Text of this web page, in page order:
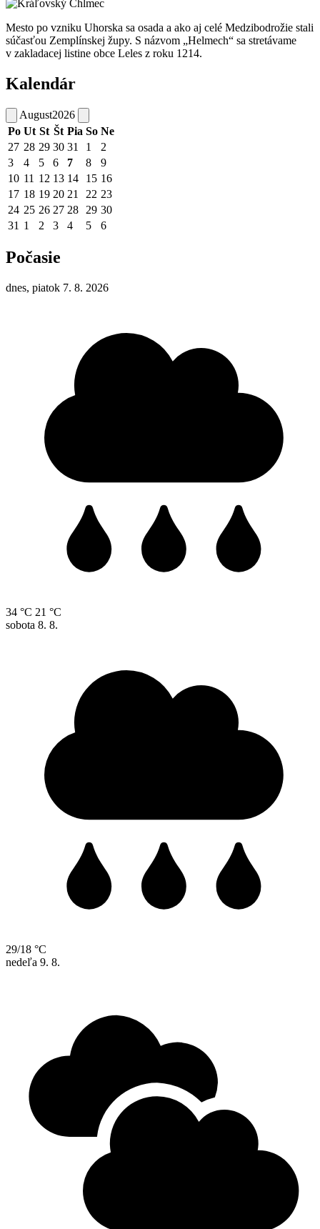
Mesto po vzniku Uhorska sa osada a ako aj celé Medzibodrožie stali
súčasťou Zemplínskej župy. S názvom „Helmech“ sa stretávame
v zakladacej listine obce Leles z roku 1214.
Kalendár
August2026
Po Ut St Št Pia So Ne
27 28 29 30 31 1
2
3
4 5 6 7 8
9
10 11 12 13 14 15 16
17 18 19 20 21 22 23
24 25 26 27 28 29 30
31 1 2 3 4 5 6
Počasie
dnes, piatok 7. 8. 2026
34 °C 21 °C
sobota 8. 8.
29/18 °C
nedeľa 9. 8.